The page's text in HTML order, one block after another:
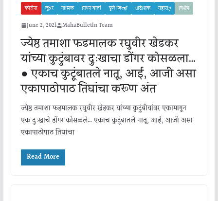
कोरोना जुन्नर नासिक निधन वार्ता पुणे जिल्हा प्रादेशिक महाराष्ट्र विशेष
June 2, 2021 MahaBulletin Team
ज्येष्ठ तमाशा फडमालक रघुवीर खेडकर
यांच्या कुटुंबावर दुःखाचा डोंगर कोसळला…
● एकाच कुटूंबातले नातू, आई, आजी असा
एकापाठोपाठ तिघांचा करूण अंत
ज्येष्ठ तमाशा फडमालक रघुवीर खेडकर यांच्या कुटुंबीयांवर एकामागून
एक दुःखाचे डोंगर कोसळले… एकाच कुटूंबातले नातू, आई, आजी असा
एकापाठोपाठ तिघांचा
Read More